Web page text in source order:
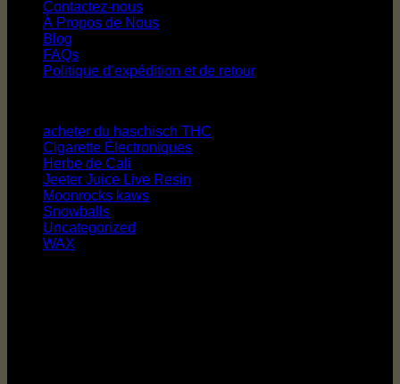
Contactez-nous
À Propos de Nous
Blog
FAQs
Politique d’expédition et de retour
acheter du haschisch THC
Cigarette Électroniques
Herbe de Cali
Jeeter Juice Live Resin
Moonrocks kaws
Snowballs
Uncategorized
WAX